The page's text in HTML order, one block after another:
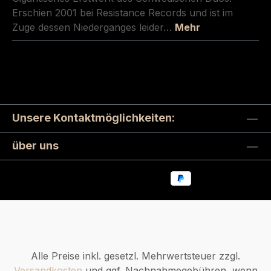
Erschien 2001 bei Resistance Records und ist im
Zuge dessen Niederganges leider… Mehr
Unsere Kontaktmöglichkeiten:
über uns
Alle Preise inkl. gesetzl. Mehrwertsteuer zzgl.